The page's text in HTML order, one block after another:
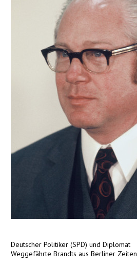
Deutscher Politiker (SPD) und Diplomat
Weggefährte Brandts aus Berliner Zeiten